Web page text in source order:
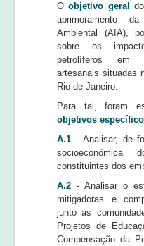
Oobjetivo geral
aprimoramento
Ambiental (AIA),
sobre os
petrolíferos em
artesanais situadas
Rio de Janeiro.
Para tal, foram
objetivos
A.1 - Analisar, de
socioeconômica
constituintes dos
A.2 - Analisar o
mitigadoras e
junto às
Projetos de
Compensação da